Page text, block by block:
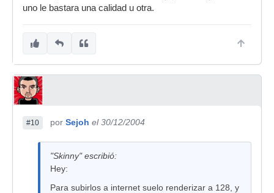
uno le bastara una calidad u otra.
#10 por Sejoh el 30/12/2004
"Skinny" escribió:
Hey:
Para subirlos a internet suelo renderizar a 128, y